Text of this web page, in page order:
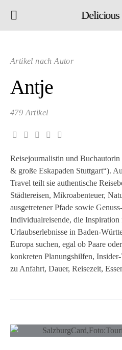
Delicious
Artikel nach Autor
Antje
479 Artikel
Reisejournalistin und
& große Eskapaden Stuttgart“).
Travel teilt sie authentische
Städtereisen, Mikroabenteuer,
ausgetretener Pfade sowie
Individualreisende, die Inspiration
Urlaubserlebnisse in Baden-
Europa suchen, egal ob Paare
konkreten Planungshilfen,
zu Anfahrt, Dauer, Reisezeit,